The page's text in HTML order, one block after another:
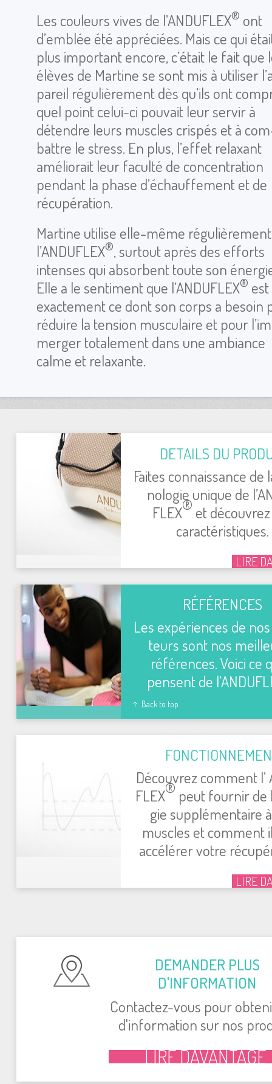
Les cou­leurs vives de l’AN­DU­FLEX® ont
d’em­blée été appré­ciées. Mais ce qui
plus impor­tant encore, c’était le fait que
élèves de Mar­tine se sont mis à uti­li­ser
pa­reil régu­liè­re­ment dès qu’ils ont
quel point celui-ci pou­vait leur servir à
détendre leurs muscles cris­pés et à
battre le stress. En plus, l’ef­fet relaxant
amé­lio­rait leur faculté de concen­tra­tion
pen­dant la phase d’échauf­fe­ment et de
récu­pé­ra­tion.
Mar­tine uti­lise elle-même régu­liè­re­ment
l’AN­DU­FLEX®, sur­tout après des efforts
intenses qui absorbent toute son
Elle a le sen­ti­ment que l’AN­DU­FLEX® est
exac­te­ment ce dont son corps a besoin
réduire la ten­sion mus­cu­laire et pour
mer­ger tota­le­ment dans une ambiance
calme et relaxante.
DETAILS DU
Faites connais­sance
no­lo­gie unique de
FLEX® et
carac­té­ris­tiques.
LIRE
RÉFÉ­RENCES
Les expé­riences de
teurs sont nos
réfé­rences. Voici ce
pensent de
Back to top
Décou­vrez com­ment
FLEX® peut four­nir de
gie sup­plé­men­taire
muscles et com­ment
accé­lé­rer votre
LIRE
DEMAN­DER PLUS
D'IN­FOR­MA­TION
Contac­tez-vous pour
d'in­for­ma­tion sur nos
LIRE DAVAN­TAGE